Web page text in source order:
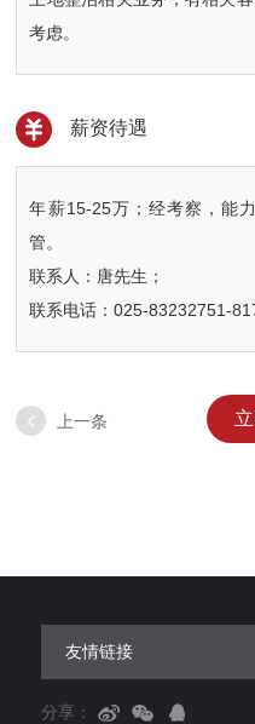
考虑。
薪资待遇
年薪15-25万；经考察，能
管。
联系人：唐先生；
联系电话：025-83232751-
上一条
友情链接
分享：